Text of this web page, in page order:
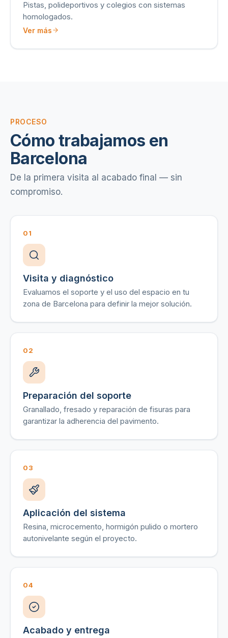
Pistas, polideportivos y colegios con sistemas
homologados.
Ver más
PROCESO
Cómo trabajamos en
Barcelona
De la primera visita al acabado final — sin
compromiso.
01
Visita y diagnóstico
Evaluamos el soporte y el uso del espacio en tu
zona de Barcelona para definir la mejor solución.
02
Preparación del soporte
Granallado, fresado y reparación de fisuras para
garantizar la adherencia del pavimento.
03
Aplicación del sistema
Resina, microcemento, hormigón pulido o mortero
autonivelante según el proyecto.
04
Acabado y entrega